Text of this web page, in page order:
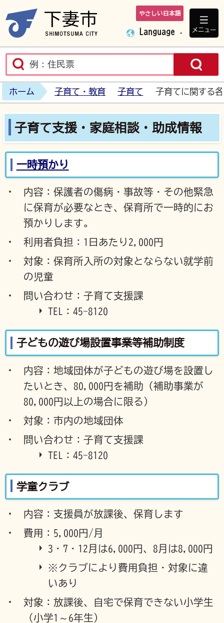
下妻市ホームペ
やさしい日本語
Language メニュー
ホーム 子育て・教育 子育て 子育てに関する
子育て支援・家庭相談・助成情報
一時預かり
内容：保護者の傷病・事故等・その他緊急
に保育が必要なとき、保育所で一時的にお
預かりします。
利用者負担：1日あたり2,000円
対象：保育所入所の対象とならない就学前
の児童
問い合わせ：子育て支援課
TEL：45-8120
子どもの遊び場設置事業等補助制度
内容：地域団体が子どもの遊び場を設置し
たいとき、80,000円を補助（補助事業が
80,000円以上の場合に限る）
対象：市内の地域団体
問い合わせ：子育て支援課
TEL：45-8120
学童クラブ
内容：支援員が放課後、保育します
費用：5,000円/月
3・7・12月は6,000円、8月は8,000円
※クラブにより費用負担・対象に違
いあり
対象：放課後、自宅で保育できない小学生
（小学1～6年生）